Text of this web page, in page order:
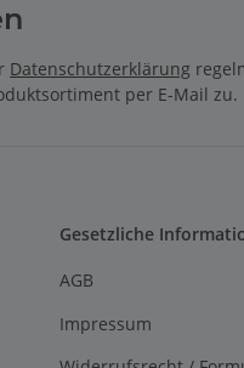
Datenschutzerklärung
per E-Mail zu.
Gesetzliche
AGB
Impressum